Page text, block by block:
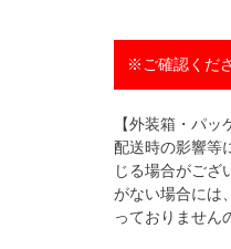
※ご確認くだ
【外装箱・パッ
配送時の影響等
じる場合がござ
がない場合には
っておりません